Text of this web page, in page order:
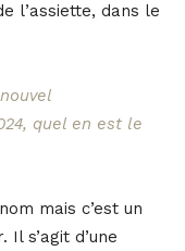
l’assiette, dans le
quel en est le
mais c’est un
s’agit d’une